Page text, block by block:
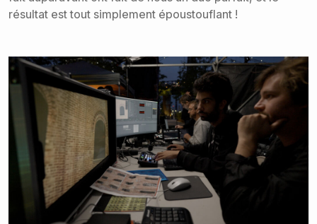
résultat est tout simplement époustouflant !